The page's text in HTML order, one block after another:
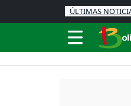
ÚLTIMAS